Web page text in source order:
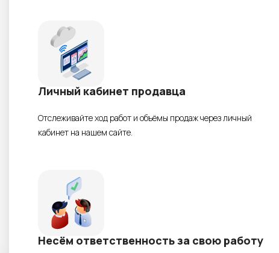
Личный кабинет продавца
Отслеживайте ход работ и объёмы продаж через личный
кабинет на нашем сайте.
Несём ответственность за свою работу